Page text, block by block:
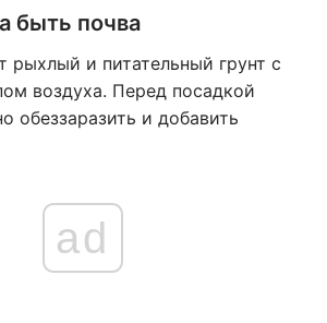
быть почва
рыхлый и питательный грунт с
воздуха. Перед посадкой
обеззаразить и добавить
ad